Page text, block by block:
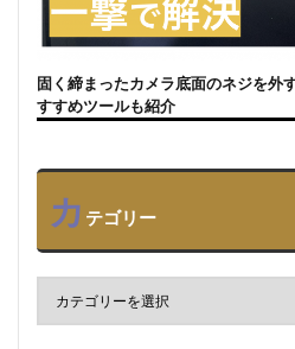
固く締まったカメラ底面のネジを外
すすめツールも紹介
カ テゴリー